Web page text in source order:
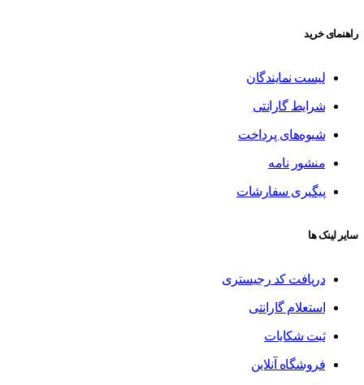
راهنمای خرید
لیست نمایندگان
شرایط گارانتی
شیوه‌های پرداخت
منشور نامه
پیگیری سفارشات
سایر لینک ها
دریافت کد رجیستری
استعلام گارانتی
ثبت شکایات
فروشگاه آنلاین